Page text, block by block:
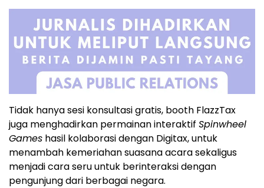
Tidak hanya sesi konsultasi gratis, booth FlazzTax
juga menghadirkan permainan interaktif Spinwheel
Games hasil kolaborasi dengan Digitax, untuk
menambah kemeriahan suasana acara sekaligus
menjadi cara seru untuk berinteraksi dengan
pengunjung dari berbagai negara.